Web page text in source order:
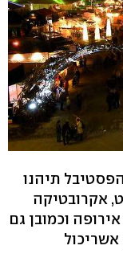
תיהנו
אקרובטיקה
וכמובן גם